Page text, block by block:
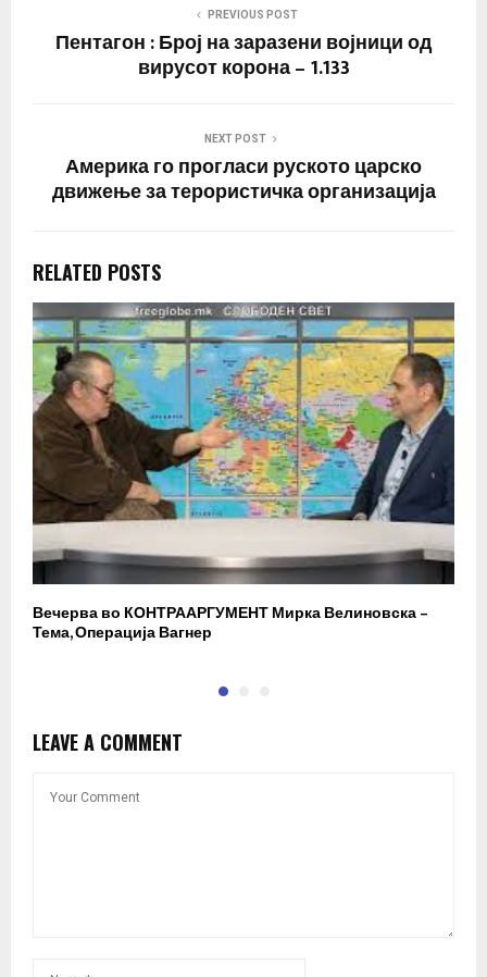
со корона вирусот кој
носи кодирано има…
PREVIOUS POST
Пентагон : Број на заразени војници од
вирусот корона – 1.133
NEXT POST
Америка го прогласи руското царско
движење за терористичка организација
RELATED POSTS
Вечерва во КОНТРААРГУМЕНТ Мирка Велиновска –
Тема, Операција Вагнер
LEAVE A COMMENT